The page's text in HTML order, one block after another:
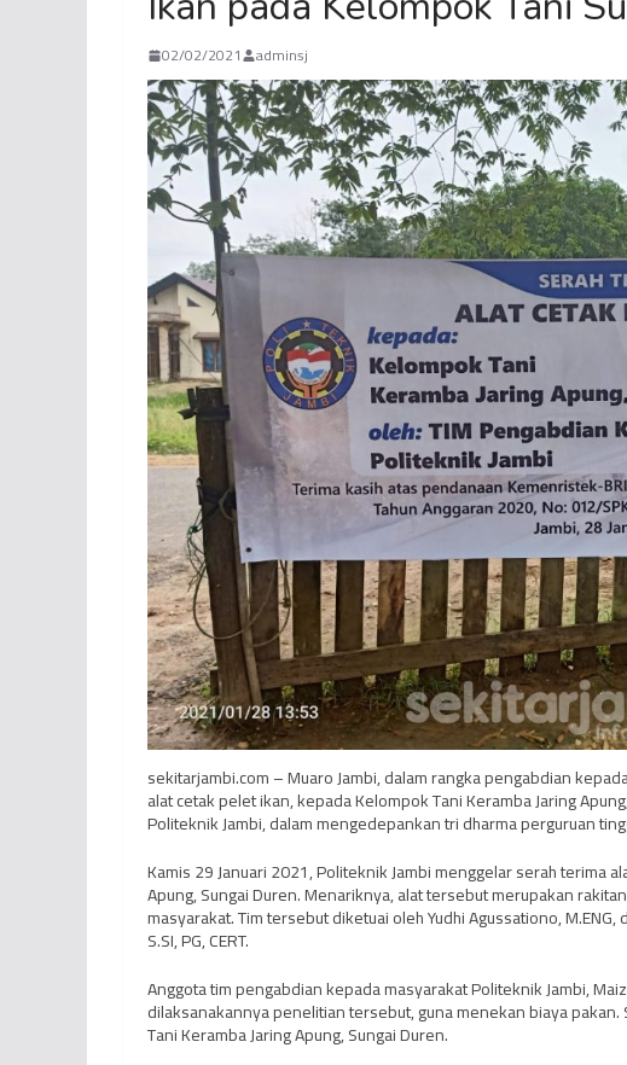
02/02/2021 adminsj
sekitarjambi.com – Muaro Jambi, dalam rangka pengabdian
alat cetak pelet ikan, kepada Kelompok Tani Keramba Jaring
Politeknik Jambi, dalam mengedepankan tri dharma perguruan
Kamis 29 Januari 2021, Politeknik Jambi menggelar serah terima
Apung, Sungai Duren. Menariknya, alat tersebut merupakan
masyarakat. Tim tersebut diketuai oleh Yudhi Agussationo, M.ENG,
S.SI, PG, CERT.
Anggota tim pengabdian kepada masyarakat Politeknik Jambi,
dilaksanakannya penelitian tersebut, guna menekan biaya
Tani Keramba Jaring Apung, Sungai Duren.